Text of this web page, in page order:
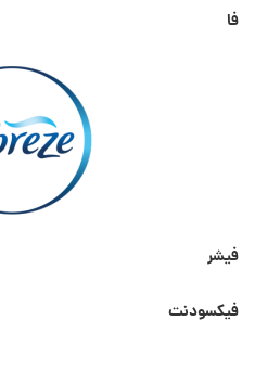
فا
فیشر
فیکسودنت